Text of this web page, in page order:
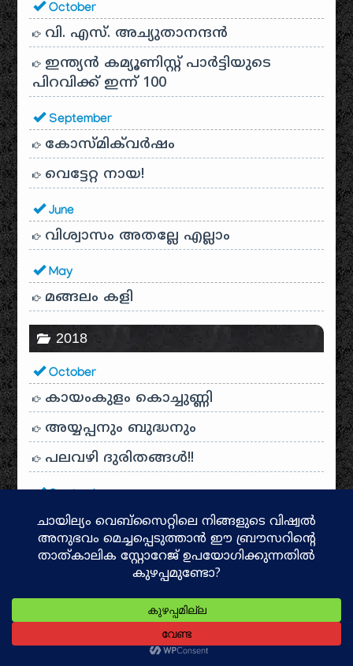
October
വി. എസ്. അച്യുതാനന്ദൻ
ഇന്ത്യൻ കമ്യൂണിസ്റ്റ് പാർട്ടിയുടെ
പിറവിക്ക് ഇന്ന് 100
September
കോസ്മിക്‌വർഷം
വെട്ടേറ്റ നായ!
June
വിശ്വാസം അതല്ലേ എല്ലാം
May
മങ്ങലം കളി
2018
October
കായം‌കുളം കൊച്ചുണ്ണി
അയ്യപ്പനും ബുദ്ധനും
പലവഴി ദുരിതങ്ങൾ!!
പ്രണയവും ഭക്തിയും
ഏറ്റവും ദുഃഖഭരിതമായ വരികൾ
ജി. എച്ച്. എസ്. എസ്. ചായ്യോത്ത്
നീ അടുത്തുണ്ടായിരുന്ന കാലം
Protected: ചാണക്യന്‍